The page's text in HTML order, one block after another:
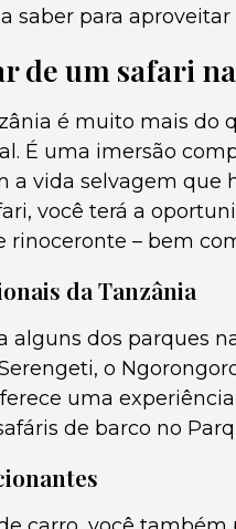
saber para
de um safari
é muito mais do
É uma imersão
a vida selvagem que
você terá a
rinoceronte – bem
da Tanzânia
alguns dos parques
o
uma
de barco no